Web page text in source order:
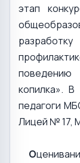
этап
поведению
копилка». В
педагоги
Лицей №
О